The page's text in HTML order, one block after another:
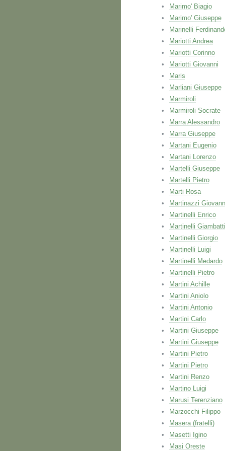
Marimo' Biagio
Marimo' Giuseppe
Marinelli
Mariotti Andrea
Mariotti Corinno
Mariotti Giovanni
Maris
Marliani Giuseppe
Marmiroli
Marmiroli Socrate
Marra Alessandro
Marra Giuseppe
Martani Eugenio
Martani Lorenzo
Martelli Giuseppe
Martelli Pietro
Marti Rosa
Martinazzi
Martinelli Enrico
Martinelli
Martinelli Giorgio
Martinelli Luigi
Martinelli Medardo
Martinelli Pietro
Martini Achille
Martini Aniolo
Martini Antonio
Martini Carlo
Martini Giuseppe
Martini Giuseppe
Martini Pietro
Martini Pietro
Martini Renzo
Martino Luigi
Marusi Terenziano
Marzocchi Filippo
Masera (fratelli)
Masetti Igino
Masi Oreste